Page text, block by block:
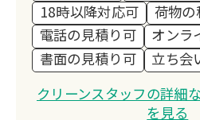
18時以降対応可
荷物
電話の見積り可
オンラ
書面の見積り可
立ち会
クリーンスタッフの詳細
を見る